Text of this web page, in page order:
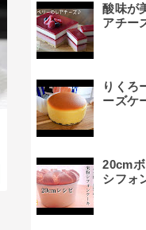
酸味が
アチー
りくろ
ーズケ
20cm
シフォ